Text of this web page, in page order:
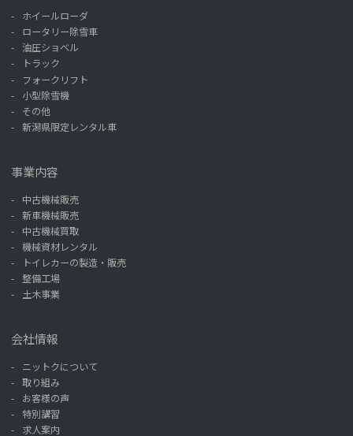
ホイールローダ
ロータリー除雪車
油圧ショベル
トラック
フォークリフト
小型除雪機
その他
新潟県限定レンタル車
事業内容
中古機械販売
新車機械販売
中古機械買取
機械資材レンタル
トイレカーの製造・販売
整備工場
土木事業
会社情報
ニットクについて
取り組み
お客様の声
特別講習
求人案内